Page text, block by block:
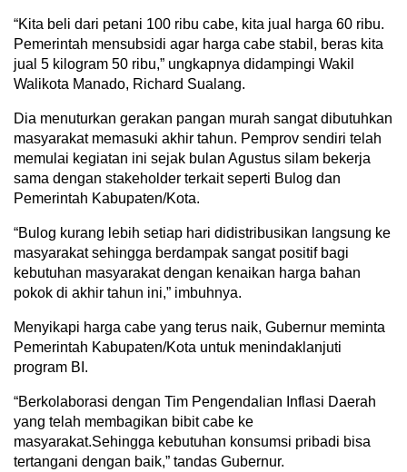
“Kita beli dari petani 100 ribu cabe, kita jual harga 60 ribu.
Pemerintah mensubsidi agar harga cabe stabil, beras kita
jual 5 kilogram 50 ribu,” ungkapnya didampingi Wakil
Walikota Manado, Richard Sualang.
Dia menuturkan gerakan pangan murah sangat dibutuhkan
masyarakat memasuki akhir tahun. Pemprov sendiri telah
memulai kegiatan ini sejak bulan Agustus silam bekerja
sama dengan stakeholder terkait seperti Bulog dan
Pemerintah Kabupaten/Kota.
“Bulog kurang lebih setiap hari didistribusikan langsung ke
masyarakat sehingga berdampak sangat positif bagi
kebutuhan masyarakat dengan kenaikan harga bahan
pokok di akhir tahun ini,” imbuhnya.
Menyikapi harga cabe yang terus naik, Gubernur meminta
Pemerintah Kabupaten/Kota untuk menindaklanjuti
program BI.
“Berkolaborasi dengan Tim Pengendalian Inflasi Daerah
yang telah membagikan bibit cabe ke
masyarakat.Sehingga kebutuhan konsumsi pribadi bisa
tertangani dengan baik,” tandas Gubernur.